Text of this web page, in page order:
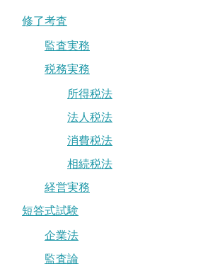
修了考査
監査実務
税務実務
所得税法
法人税法
消費税法
相続税法
経営実務
短答式試験
企業法
監査論